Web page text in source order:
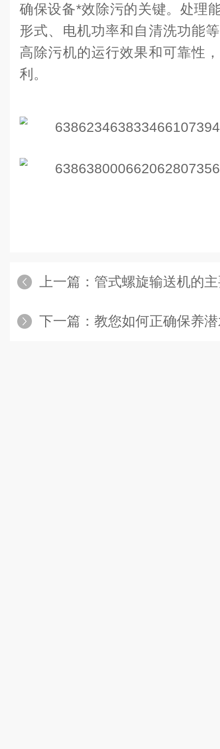
确保设备*效除污的关键。处理
形式、电机功率和自清洗功能
高除污机的运行效果和可靠性
利。
上一篇： 管式螺旋输送机的
下一篇： 教您如何正确保养